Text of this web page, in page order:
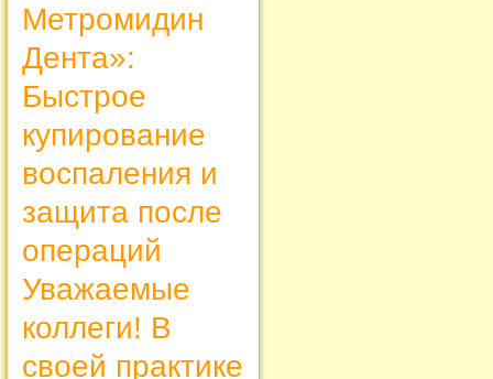
Метромидин
Дента»:
Быстрое
купирование
воспаления и
защита после
операций
Уважаемые
коллеги! В
своей практике